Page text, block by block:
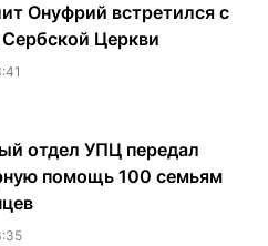
Онуфрий встретился с
Церкви
отдел УПЦ передал
помощь 100 семьям